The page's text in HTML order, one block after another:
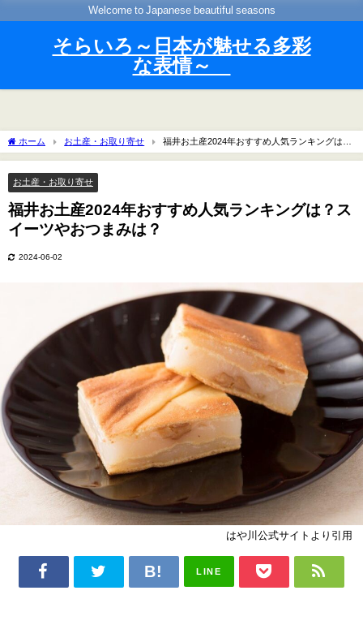
Welcome to Japanese beautiful seasons
そらいろ～日本が魅せる多彩
な表情～
ホーム お土産・お取り寄せ
福井お土産2024年おすすめ人気ランキングは？
スイーツやおつまみは？
お土産・お取り寄せ
福井お土産2024年おすすめ人気ランキングは？ス
イーツやおつまみは？
2024-06-02
はや川公式サイトより引用
LINE